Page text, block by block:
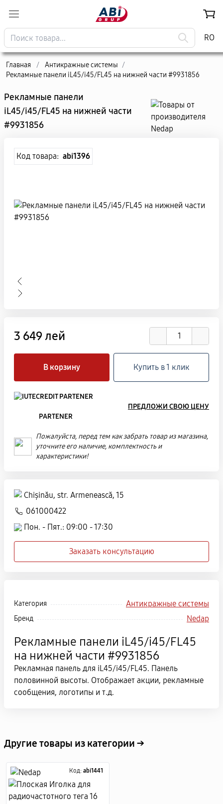
RO
Главная / Антикражные системы /
Рекламные панели iL45/i45/FL45 на нижней части #9931856
Рекламные панели
iL45/i45/FL45 на нижней части
#9931856
Код товара: abi1396
Категория Антикражные системы
Бренд Nedap
Рекламные панели iL45/i45/FL45
на нижней части #9931856
Рекламная панель для iL45/i45/FL45. Панель
половинной высоты. Отображает акции, рекламные
сообщения, логотипы и т.д.
3 649 лей
В корзину Купить в 1 клик
PARTENER
ПРЕДЛОЖИ СВОЮ ЦЕНУ
Пожалуйста, перед тем как забрать товар из магазина,
уточните его наличие, комплектность и
характеристики!
Chișinău, str. Armenească, 15
061000422
Пон. - Пят.: 09:00 - 17:30
Заказать консультацию
Другие товары из категории →
Код: abi1441